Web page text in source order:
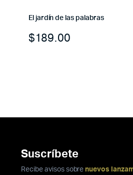
El jardín de las palabras
$189.00
Suscríbete
Recibe avisos sobre nuevos